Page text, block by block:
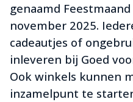
genaamd
november 2025.
cadeautjes of
inleveren bij Goed
Ook winkels kunnen
inzamelpunt te